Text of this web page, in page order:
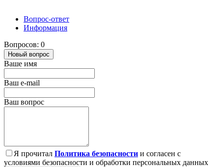
Вопрос-ответ
Информация
Вопросов: 0
Новый вопрос
Ваше имя
Ваш e-mail
Ваш вопрос
Я прочитал Политика безопасности и согласен с
условиями безопасности и обработки персональных данных